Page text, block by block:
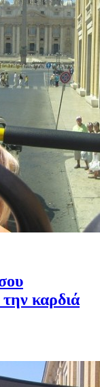
την καρδιά